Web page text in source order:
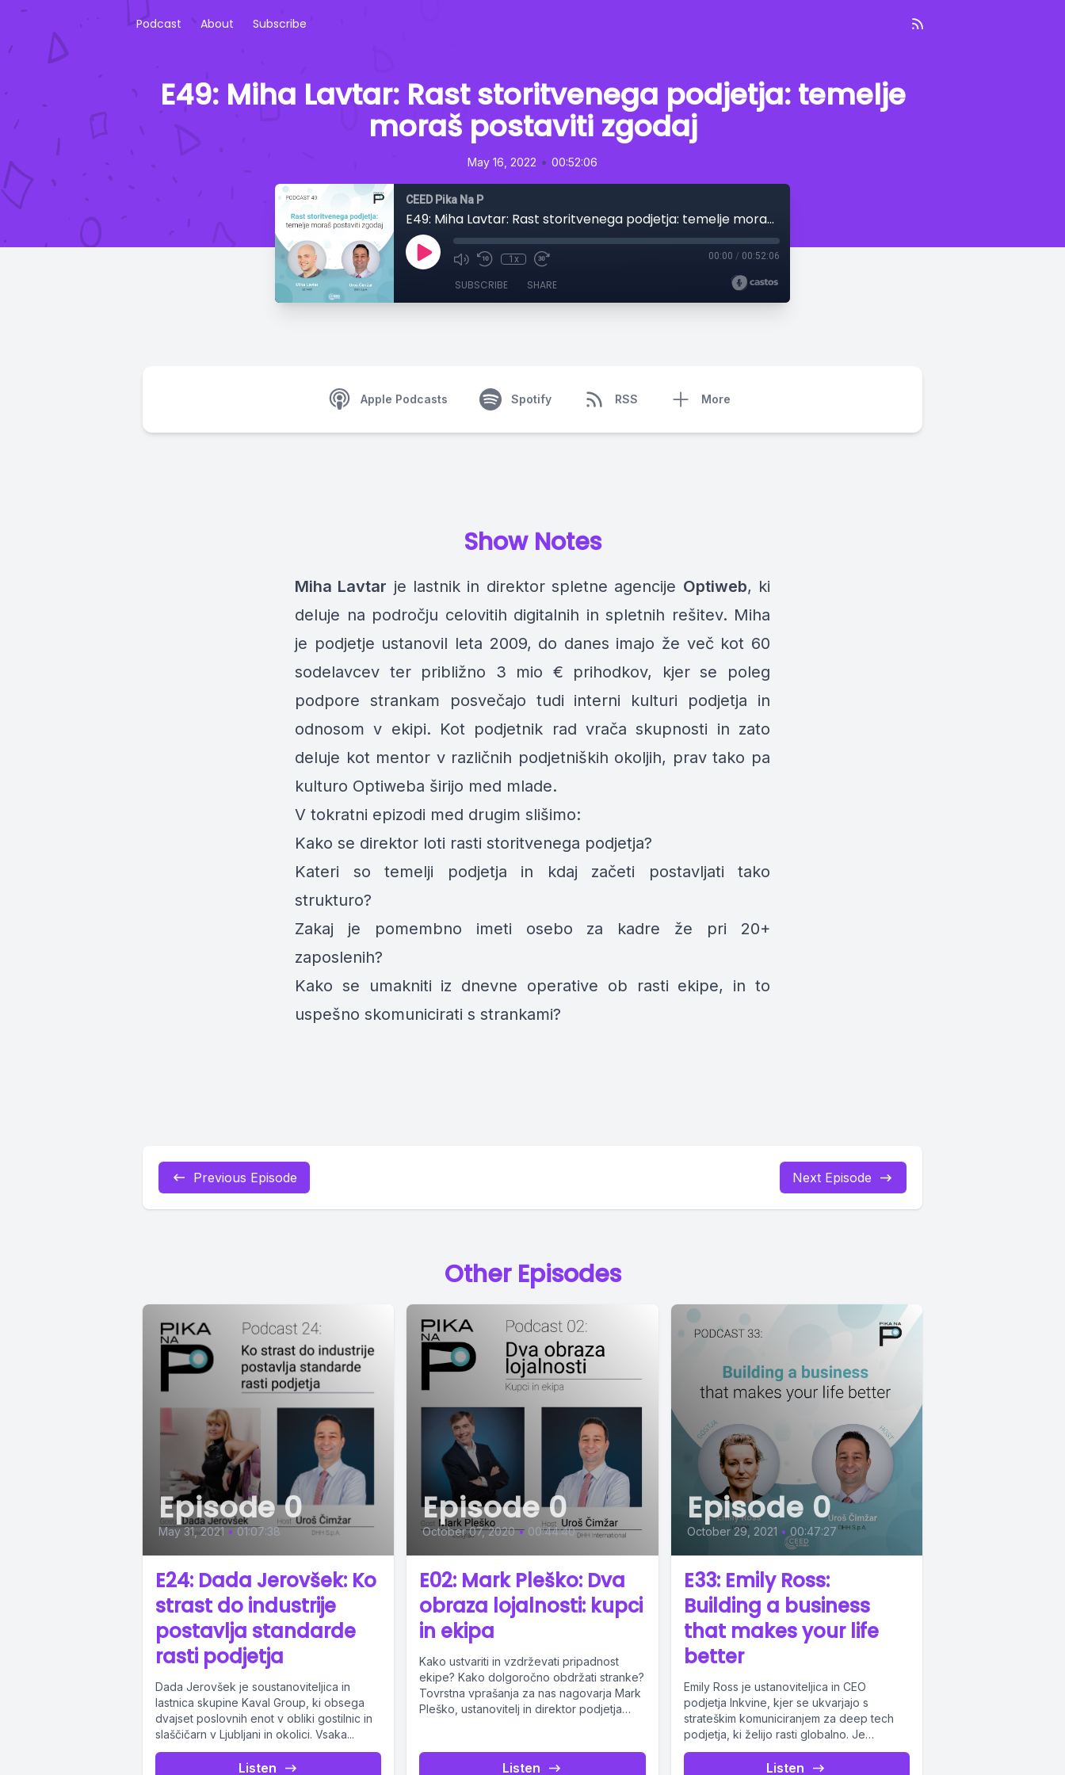
Podcast About Subscribe
E49: Miha Lavtar: Rast storitvenega podjetja: temelje
moraš postaviti zgodaj
May 16, 2022 • 00:52:06
CEED Pika Na P
E49: Miha Lavtar: Rast storitvenega podjetja: temelje moraš postaviti zgodaj
1x 00:00 / 00:52:06
SUBSCRIBE SHARE
Apple Podcasts Spotify RSS More
Show Notes
Miha Lavtar je lastnik in direktor spletne agencije Optiweb, ki
deluje na področju celovitih digitalnih in spletnih rešitev. Miha
je podjetje ustanovil leta 2009, do danes imajo že več kot 60
sodelavcev ter približno 3 mio € prihodkov, kjer se poleg
podpore strankam posvečajo tudi interni kulturi podjetja in
odnosom v ekipi. Kot podjetnik rad vračaskupnosti in zato
deluje kot mentor v različnih podjetniških okoljih, prav tako pa
kulturo Optiweba širijo med mlade.
V tokratni epizodi med drugim slišimo:
Kako se direktor loti rasti storitvenega podjetja?
Kateri so temelji podjetja in kdaj začeti postavljati tako
strukturo?
Zakaj je pomembno imeti osebo za kadre že pri 20+
zaposlenih?
Kako se umakniti iz dnevne operative ob rasti ekipe, in to
uspešno skomunicirati s strankami?
Previous Episode Next Episode
Other Episodes
Episode 0
May 31, 2021 • 01:07:38
E24: Dada Jerovšek: Ko
strast do industrije
postavlja standarde
rasti podjetja
Dada Jerovšek je soustanoviteljica in
lastnica skupine Kaval Group, ki obsega
dvajset poslovnih enot v obliki gostilnic in
slaščičarn v Ljubljani in okolici. Vsaka...
Listen
Episode 0
October 07, 2020 • 00:44:40
E02: Mark Pleško: Dva
obraza lojalnosti: kupci
in ekipa
Kako ustvariti in vzdrževati pripadnost
ekipe? Kako dolgoročno obdržati stranke?
Tovrstna vprašanja za nas nagovarja Mark
Pleško, ustanovitelj in direktor podjetja
Listen
Episode 0
October 29, 2021 • 00:47:27
E33: Emily Ross:
Building a business
that makes your life
better
Emily Ross je ustanoviteljica in CEO
podjetja Inkvine, kjer se ukvarjajo s
strateškim komuniciranjem za deep tech
podjetja, ki želijo rasti globalno. Je
soavtorica...
Listen